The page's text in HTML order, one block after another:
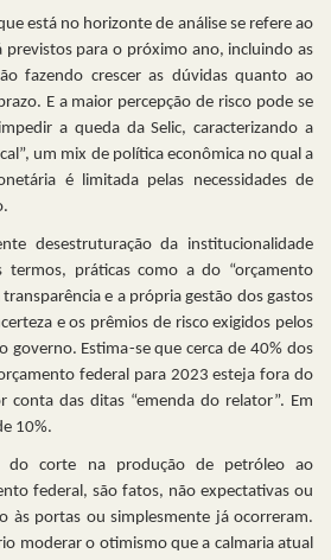
está no horizonte de análise se refere ao
previstos para o próximo ano, incluindo as
fazendo crescer as dúvidas quanto ao
E a maior percepção de risco pode se
a queda da Selic, caracterizando a
um mix de política econômica no qual a
é limitada pelas necessidades de
desestruturação da institucionalidade
termos, práticas como a do “orçamento
e a própria gestão dos gastos
e os prêmios de risco exigidos pelos
governo. Estima-se que cerca de 40% dos
federal para 2023 esteja fora do
conta das ditas “emenda do relator”. Em
10%.
do corte na produção de petróleo ao
federal, são fatos, não expectativas ou
às portas ou simplesmente já ocorreram.
moderar o otimismo que a calmaria atual